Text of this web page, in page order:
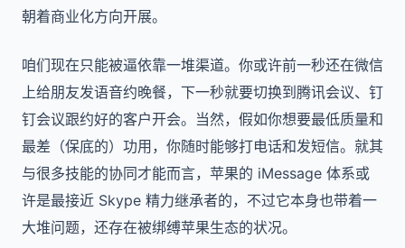
朝着商业化方向开展。
咱们现在只能被逼依靠一堆渠道。你或许前一秒还在微信
上给朋友发语音约晚餐，下一秒就要切换到腾讯会议、钉
钉会议跟约好的客户开会。当然，假如你想要最低质量和
最差（保底的）功用，你随时能够打电话和发短信。就其
与很多技能的协同才能而言，苹果的 iMessage 体系或
许是最接近 Skype 精力继承者的，不过它本身也带着一
大堆问题，还存在被绑缚苹果生态的状况。